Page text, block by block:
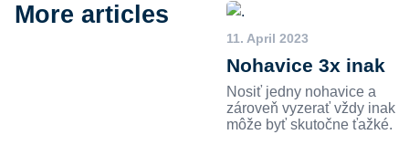
More articles
11. April 2023
Nohavice 3x inak
Nosiť jedny nohavice a
zároveň vyzerať vždy inak
môže byť skutočne ťažké.